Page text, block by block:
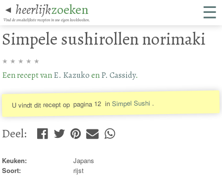
◄ heerlijkzoeken
Vind de smakelijkste recepten in uw eigen kookboeken. ☰
Simpele sushirollen norimaki
★ ★ ★ ★ ★
Een recept vanE. KazukoenP. Cassidy.
U vindt dit recept op pagina 12 inSimpel Sushi .
Deel:
Keuken:
Japans
Soort:
rijst